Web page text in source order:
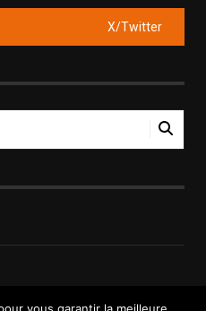
X/Twitter